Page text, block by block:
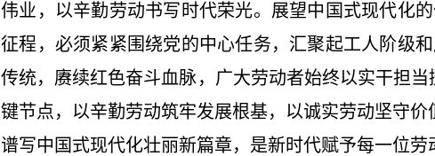
伟业，以辛勤劳动书写时代荣光。展望中国式现代化
征程，必须紧紧围绕党的中心任务，汇聚起工人阶级
传统，赓续红色奋斗血脉，广大劳动者始终以实干担
键节点，以辛勤劳动筑牢发展根基，以诚实劳动坚守
谱写中国式现代化壮丽新篇章，是新时代赋予每一位劳